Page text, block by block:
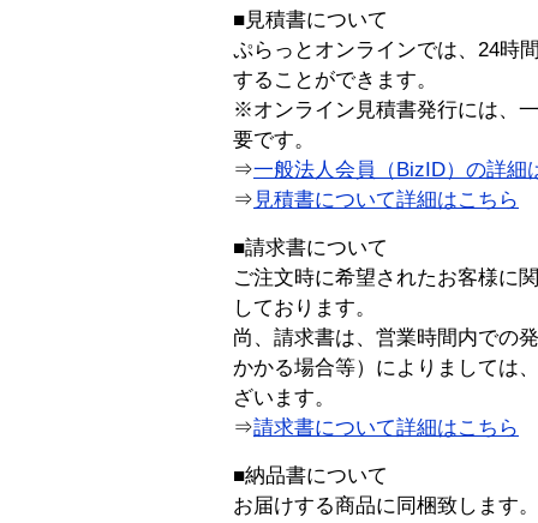
■見積書について
ぷらっとオンラインでは、24時
することができます。
※オンライン見積書発行には、
要です。
⇒一般法人会員（BizID）の詳細
⇒ 見積書について詳細はこちら
■請求書について
ご注文時に希望されたお客様に
しております。
尚、請求書は、営業時間内での
かかる場合等）によりましては
ざいます。
⇒請求書について詳細はこちら
■納品書について
お届けする商品に同梱致します。